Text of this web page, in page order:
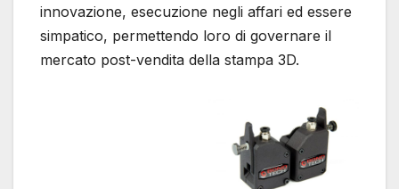
innovazione, esecuzione negli affari ed essere
simpatico, permettendo loro di governare il
mercato post-vendita della stampa 3D.